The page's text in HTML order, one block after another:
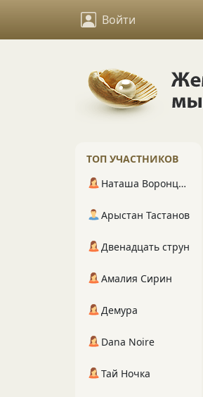
Войти
ТОП УЧАСТНИКОВ
Наташа Воронцова
Арыстан Тастанов
Двенадцать струн
Амалия Сирин
Демура
Dana Noire
Тай Ночка